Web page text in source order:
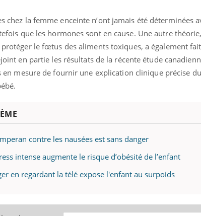
chez la femme enceinte n’ont jamais été déterminées
que les hormones sont en cause. Une autre
le fœtus des aliments toxiques, a également
en partie les résultats de la récente étude
en mesure de fournir une explication clinique précise
contre les nausées est sans danger
intense augmente le risque d’obésité de l’enfant
en regardant la télé expose l'enfant au surpoids